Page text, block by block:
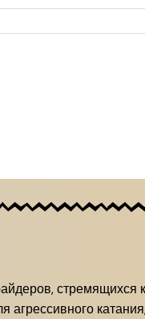
стремящихся
агрессивного